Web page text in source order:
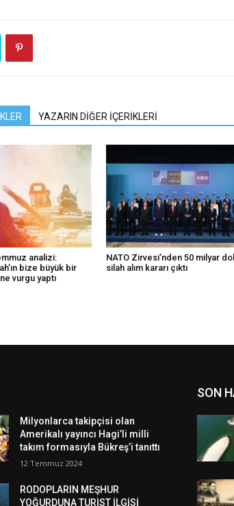
YAZARIN DİĞER İÇERİKLERİ
analizi:
bize büyük bir
vurgu yaptı
NATO Zirvesi’nden 50 milyar
silah alım kararı çıktı
Milyonlarca takipçisi olan
Amerikalı yayıncı Hagi’li milli
takım formasıyla Bükreş’i tanıttı
12 Temmuz 2024
RODOPLARIN MEŞHUR
YOĞURDUNA TURİST İLGİSİ
SON